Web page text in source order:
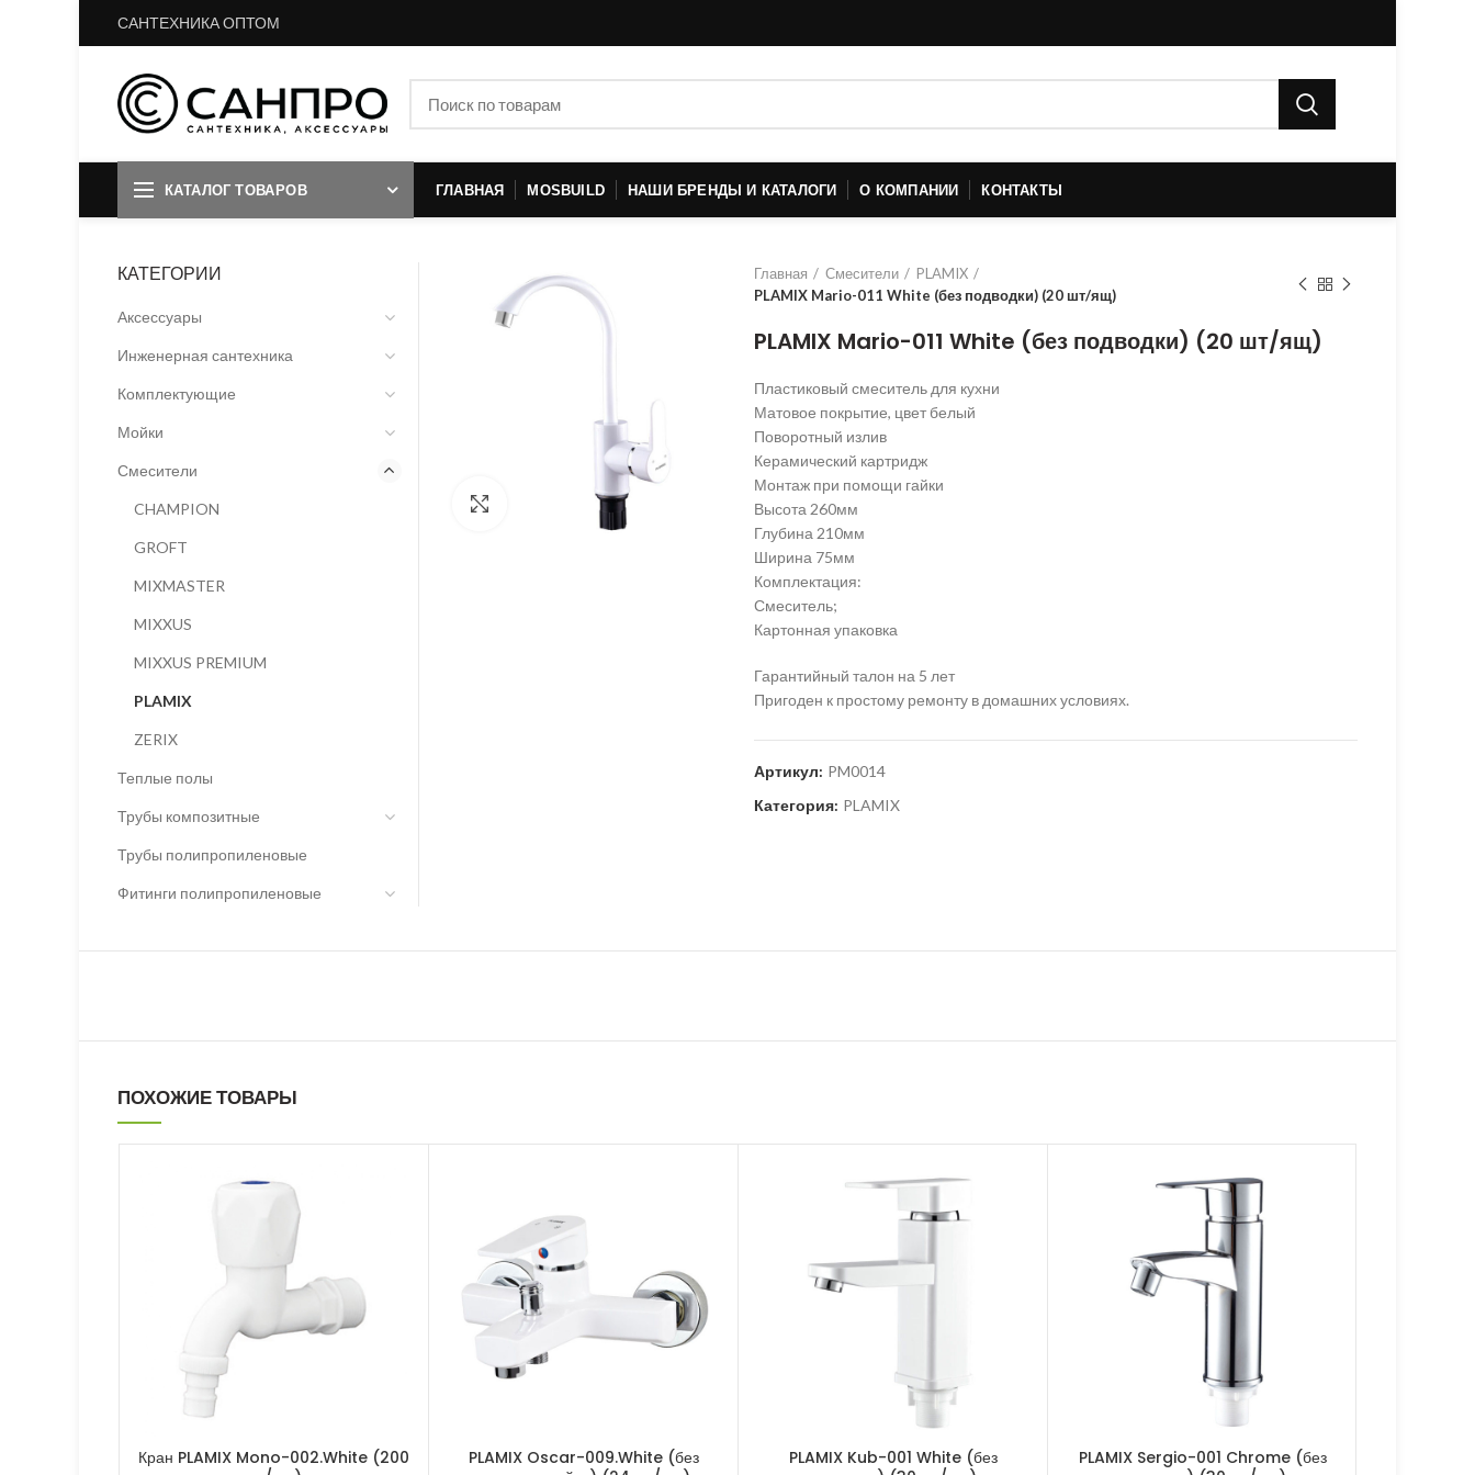
САНТЕХНИКА ОПТОМ
КАТАЛОГ ТОВАРОВ ГЛАВНАЯ MOSBUILD НАШИ БРЕНДЫ И КАТАЛОГИ О КОМПАНИИ КОНТАКТЫ
Нажмите для увеличения
Главная Смесители
PLAMIX
PLAMIX Mario-011 White (без подводки) (20 шт/ящ)
PLAMIX Mario-011 White (без подводки) (20 шт/ящ)
Пластиковый смеситель для кухни
Матовое покрытие, цвет белый
Поворотный излив
Керамический картридж
Монтаж при помощи гайки
Высота 260мм
Глубина 210мм
Ширина 75мм
Комплектация:
Смеситель;
Картонная упаковка
Гарантийный талон на 5 лет
Пригоден к простому ремонту в домашних условиях.
Артикул: PM0014
Категория: PLAMIX
КАТЕГОРИИ
Аксессуары
Инженерная сантехника
Комплектующие
Мойки
Смесители
CHAMPION
GROFT
MIXMASTER
MIXXUS
MIXXUS PREMIUM
PLAMIX
ZERIX
Теплые полы
Трубы композитные
Трубы полипропиленовые
Фитинги полипропиленовые
ПОХОЖИЕ ТОВАРЫ
Кран PLAMIX Mono-002.White (200
PLAMIX Oscar-009.White (без
PLAMIX Kub-001 White (без
PLAMIX Sergio-001 Chrome (без